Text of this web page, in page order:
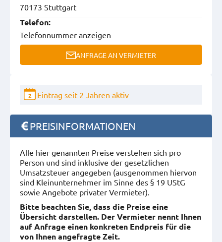
70173 Stuttgart
Telefon:
Telefonnummer anzeigen
ANFRAGE AN VERMIETER
2 Eintrag seit 2 Jahren aktiv
PREISINFORMATIONEN
Alle hier genannten Preise verstehen sich pro
Person und sind inklusive der gesetzlichen
Umsatzsteuer angegeben (ausgenommen hiervon
sind Kleinunternehmer im Sinne des § 19 UStG
sowie Angebote privater Vermieter).
Bitte beachten Sie, dass die Preise eine
Übersicht darstellen. Der Vermieter nennt Ihnen
auf Anfrage einen konkreten Endpreis für die
von Ihnen angefragte Zeit.